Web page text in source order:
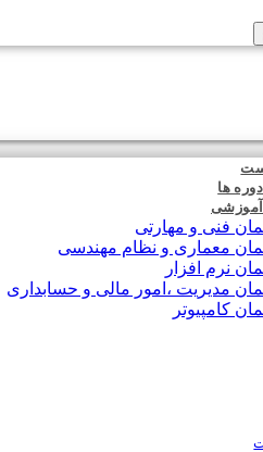
ها
فنی و مهارتی
معماری و نظام مهندسی
نرم افزار
مدیریت ،امور مالی و حسابداری
کامپیوتر